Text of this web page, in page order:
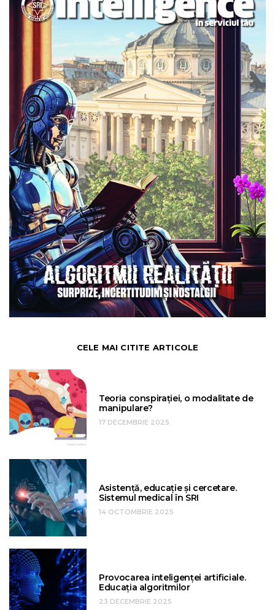
CELE MAI CITITE ARTICOLE
Teoria conspirației, o modalitate de
manipulare?
17 DECEMBRIE 2025
Asistență, educație și cercetare.
Sistemul medical în SRI
14 OCTOMBRIE 2025
Provocarea inteligenței artificiale.
Educația algoritmilor
23 DECEMBRIE 2025